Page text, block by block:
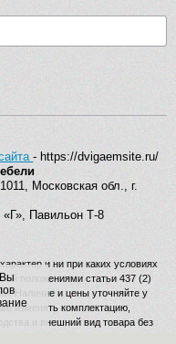
- https://dvigaemsite.ru/
Московская обл., г.
Павильон Т-8
и ни при каких условиях
положениями статьи 437 (2)
Наличие и цены уточняйте у
изменять комплектацию,
и внешний вид товара без